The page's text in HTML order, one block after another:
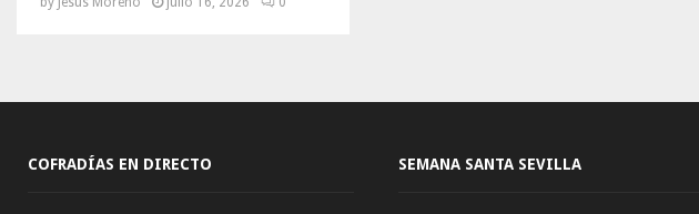
COFRADÍAS EN DIRECTO SEMANA SANTA SEVILLA